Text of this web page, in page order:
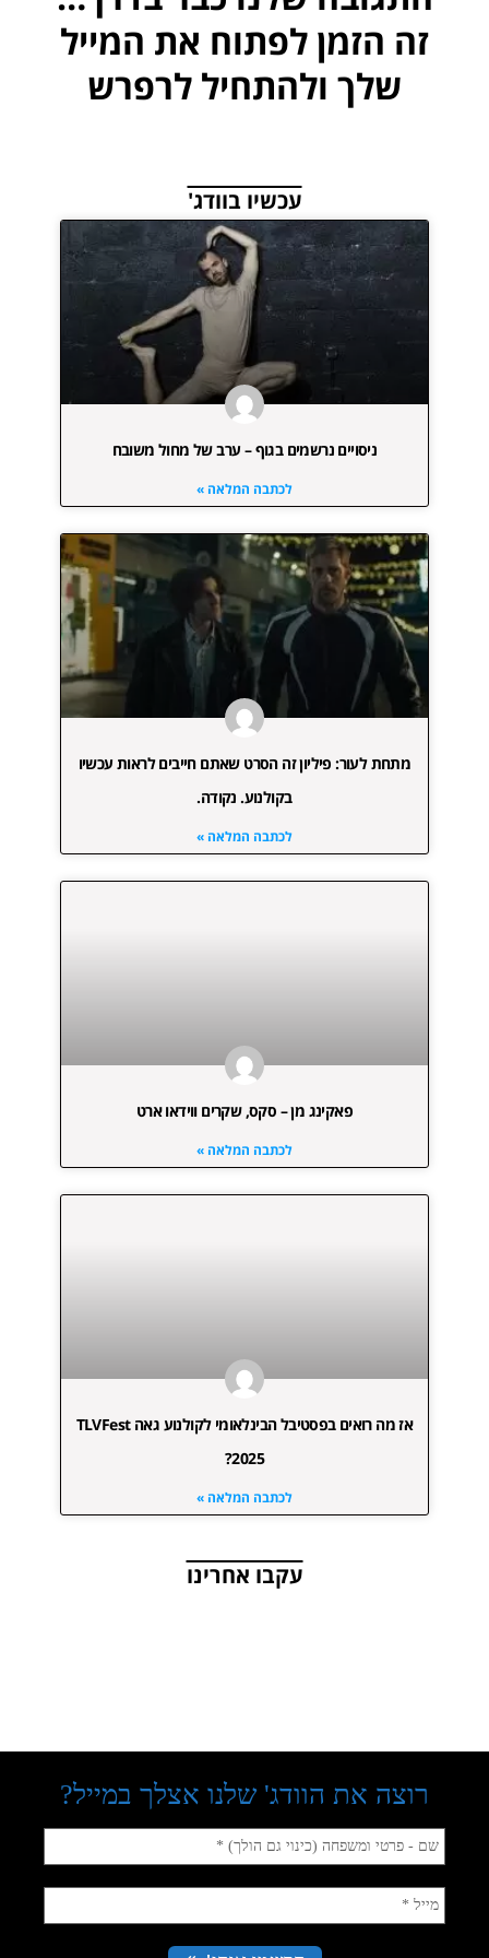
זה הזמן לפתוח את המייל
שלך ולהתחיל לרפרש
עכשיו בוודג'
ניסויים נרשמים בגוף – ערב של מחול משובח
לכתבה המלאה »
מתחת לעור: פיליון זה הסרט שאתם חייבים לראות עכשיו
בקולנוע. נקודה.
לכתבה המלאה »
פאקינג מן – סקס, שקרים ווידאו ארט
לכתבה המלאה »
אז מה רואים בפסטיבל הבינלאומי לקולנוע גאה TLVFest
2025?
לכתבה המלאה »
עקבו אחרינו